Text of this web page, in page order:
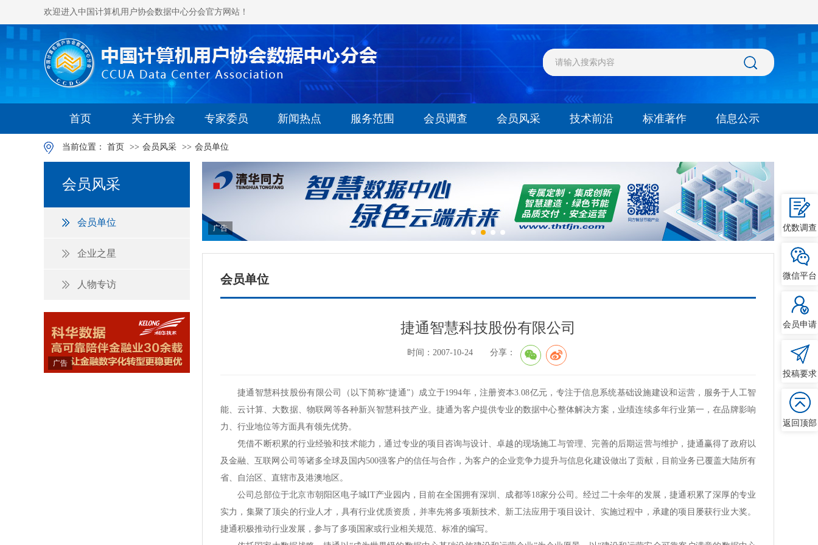
欢迎进入中国计算机用户协会数据中心分会官方网站！
首页 关于协会 专家委员 新闻热点 服务范围 会员调查 会员风采 技术前沿 标准著作 信息公示
当前位置： 首页 >> 会员风采 >> 会员单位
会员风采
会员单位
企业之星
人物专访
广告
广告
会员单位
捷通智慧科技股份有限公司
时间：2007-10-24 分享：
捷通智慧科技股份有限公司（以下简称“捷通”）成立于1994年，注册资本3.08亿元，专注于信息系统基础设施建设和运营，服务于人工智
能、云计算、大数据、物联网等各种新兴智慧科技产业。捷通为客户提供专业的数据中心整体解决方案，业绩连续多年行业第一，在品牌影响
力、行业地位等方面具有领先优势。
凭借不断积累的行业经验和技术能力，通过专业的项目咨询与设计、卓越的现场施工与管理、完善的后期运营与维护，捷通赢得了政府以
及金融、互联网公司等诸多全球及国内500强客户的信任与合作，为客户的企业竞争力提升与信息化建设做出了贡献，目前业务已覆盖大陆所有
省、自治区、直辖市及港澳地区。
公司总部位于北京市朝阳区电子城IT产业园内，目前在全国拥有深圳、成都等18家分公司。经过二十余年的发展，捷通积累了深厚的专业
实力，集聚了顶尖的行业人才，具有行业优质资质，并率先将多项新技术、新工法应用于项目设计、实施过程中，承建的项目屡获行业大奖。
捷通积极推动行业发展，参与了多项国家或行业相关规范、标准的编写。
优数调查
微信平台
会员申请
投稿要求
返回顶部